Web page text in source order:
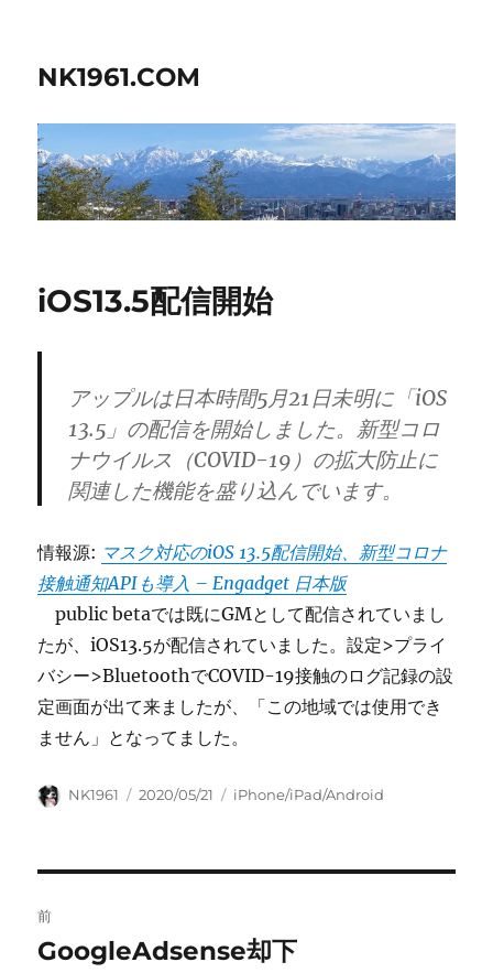
NK1961.COM
iOS13.5配信開始
アップルは日本時間5月21日未明に「iOS
13.5」の配信を開始しました。新型コロ
ナウイルス（COVID-19）の拡大防止に
関連した機能を盛り込んでいます。
情報源: マスク対応のiOS 13.5配信開始、新型コロナ
接触通知APIも導入 – Engadget 日本版
public betaでは既にGMとして配信されていまし
たが、iOS13.5が配信されていました。設定>プライ
バシー>BluetoothでCOVID-19接触のログ記録の設
定画面が出て来ましたが、「この地域では使用でき
ません」となってました。
投
NK1961
投
2020/05/21
カ
iPhone/iPad/Android
稿
前
前
GoogleAdsense却下